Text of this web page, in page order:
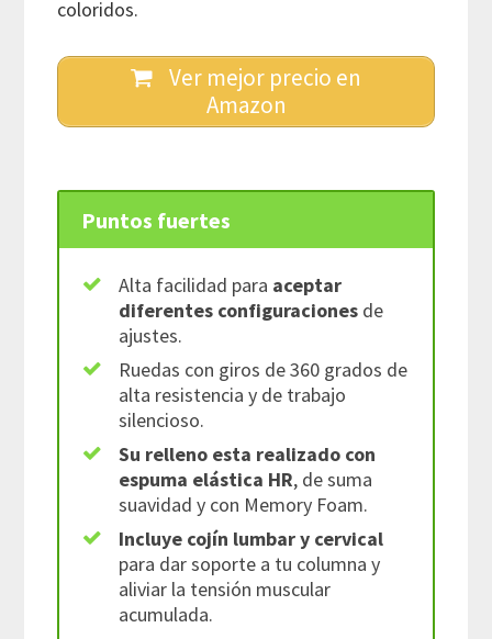
coloridos.
Ver mejor precio en
Amazon
Puntos fuertes
Alta facilidad para aceptar
diferentes configuraciones de
ajustes.
Ruedas con giros de 360 grados de
alta resistencia y de trabajo
silencioso.
Su relleno esta realizado con
espuma elástica HR, de suma
suavidad y con Memory Foam.
Incluye cojín lumbar y cervical
para dar soporte a tu columna y
aliviar la tensión muscular
acumulada.